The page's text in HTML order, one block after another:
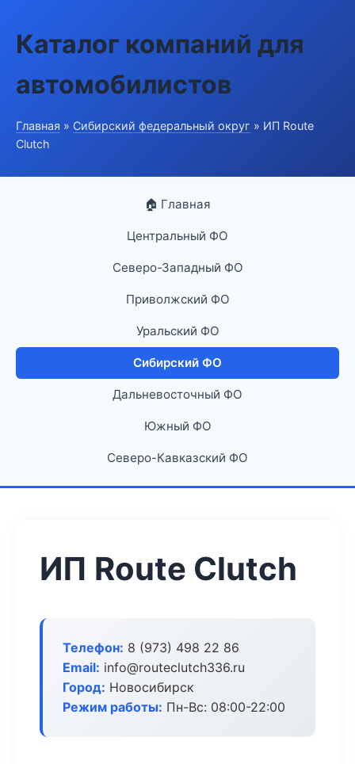
Каталог компаний для
автомобилистов
Главная » Сибирский федеральный округ » ИП Route
Clutch
🏠 Главная
Центральный ФО
Северо-Западный ФО
Приволжский ФО
Уральский ФО
Сибирский ФО
Дальневосточный ФО
Южный ФО
Северо-Кавказский ФО
ИП Route Clutch
Телефон: 8 (973) 498 22 86
Email: info@routeclutch336.ru
Город: Новосибирск
Режим работы: Пн-Вс: 08:00-22:00